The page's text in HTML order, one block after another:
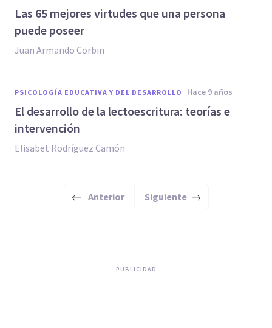
Las 65 mejores virtudes que una persona
puede poseer
Juan Armando Corbin
PSICOLOGÍA EDUCATIVA Y DEL DESARROLLO hace 9 años
El desarrollo de la lectoescritura: teorías e
intervención
Elisabet Rodríguez Camón
Anterior Siguiente
PUBLICIDAD